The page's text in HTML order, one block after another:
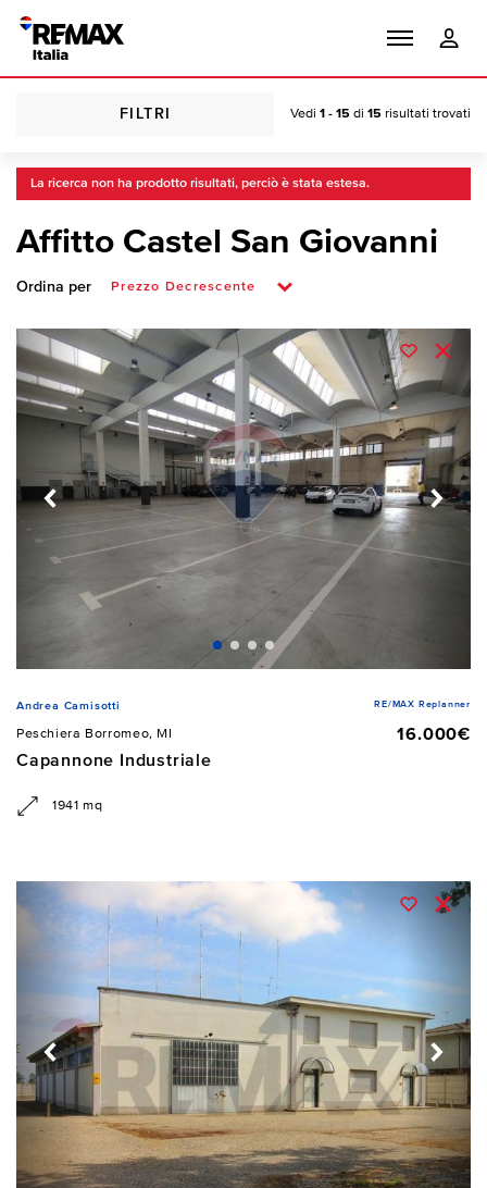
FILTRI Vedi 1 - 15 di 15 risultati trovati
La ricerca non ha prodotto risultati, perciò è stata estesa.
Affitto Castel San Giovanni
Ordina per
Andrea Camisotti RE/MAX Replanner
Peschiera Borromeo, MI
16.000€
Capannone Industriale
1941 mq